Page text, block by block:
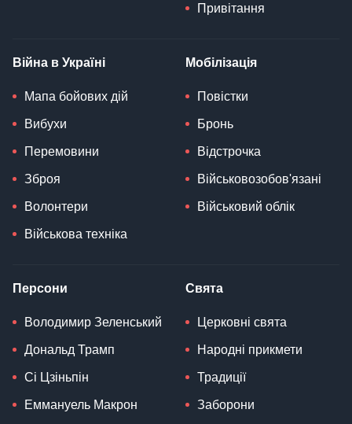
Привітання
Війна в Україні
Мапа бойових дій
Вибухи
Перемовини
Зброя
Волонтери
Військова техніка
Мобілізація
Повістки
Бронь
Відстрочка
Військовозобов'язані
Військовий облік
Персони
Володимир Зеленський
Дональд Трамп
Сі Цзіньпін
Еммануель Макрон
Свята
Церковні свята
Народні прикмети
Традиції
Заборони